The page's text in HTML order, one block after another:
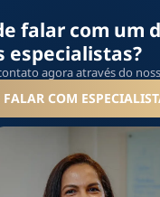
falar com um
especialistas?
agora através do
FALAR COM